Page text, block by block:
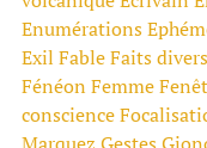
Enumérations
Exil FableFaits divers
Fénéon Femme
conscience